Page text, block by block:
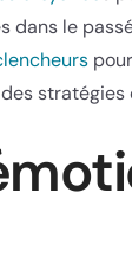
dans le